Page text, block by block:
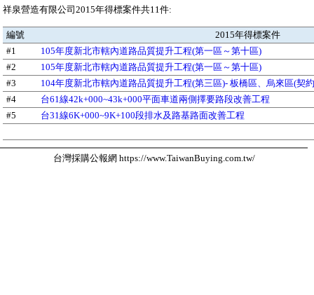
祥泉營造有限公司2015年得標案件共11件:
編號
2015年得標案件
#1
105年度新北市轄內道路品質提升工程(第一區～第十區)
#2
105年度新北市轄內道路品質提升工程(第一區～第十區)
#3
104年度新北市轄內道路品質提升工程(第三區)- 板橋區、烏來區(契
#4
台61線42k+000~43k+000平面車道兩側擇要路段改善工程
#5
台31線6K+000~9K+100段排水及路基路面改善工程
台灣採購公報網 https://www.TaiwanBuying.com.tw/